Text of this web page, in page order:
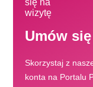
Umów
Skorzystaj z
konta na Portalu